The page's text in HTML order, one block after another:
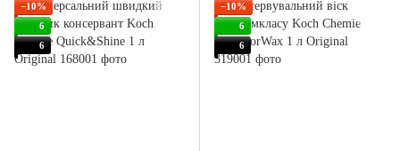
−10%
6
6
−10%
6
6